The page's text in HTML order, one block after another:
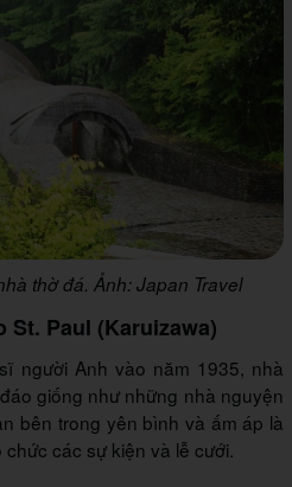
thờ đá. Ảnh: Japan Travel
St. Paul (Karuizawa)
người Anh vào năm 1935, nhà
giống như những nhà nguyện
bên trong yên bình và ấm áp là
các sự kiện và lễ cưới.